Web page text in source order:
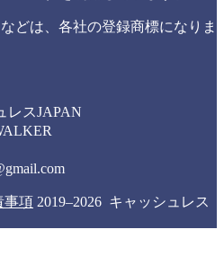
どは、各社の登録商標になりま
レスJAPAN
事項 2019–2026 キャッシュレス